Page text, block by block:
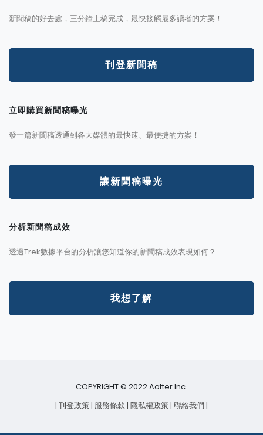
新聞稿的好去處，三分鐘上稿完成，最快接觸最多讀者的方案！
刊登新聞稿
立即購買新聞稿曝光
發一篇新聞稿透通到各大媒體的最快速、最便捷的方案！
讓新聞稿曝光
分析新聞稿成效
透過Trek數據平台的分析讓您知道你的新聞稿成效表現如何？
我想了解
COPYRIGHT © 2022 Aotter Inc.
| 刊登政策| 服務條款 | 隱私權政策| 聯絡我們 |